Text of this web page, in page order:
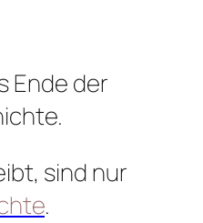
Ende der
sind nur
.